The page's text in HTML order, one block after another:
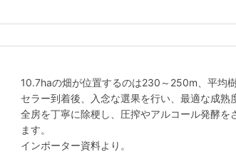
10.7haの畑が位置するのは230～250m、平均
セラー到着後、入念な選果を行い、最適な成熟
全房を丁寧に除梗し、圧搾やアルコール発酵
ます。
インポーター資料より。